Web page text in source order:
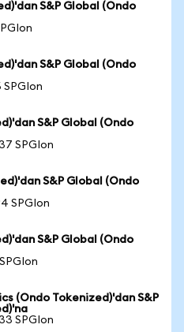
S&P Global (Ondo
S&P Global (Ondo
S&P Global (Ondo
SPGIon
S&P Global (Ondo
SPGIon
S&P Global (Ondo
(Ondo Tokenized)'dan S&P
SPGIon